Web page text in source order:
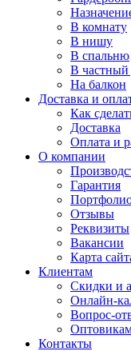
В комнату
В нишу
В спальню
В
На балкон
Доставка и
Как
Доставка
Оплата и
О компании
Гарантия
Отзывы
Реквизиты
Вакансии
Карта
Клиентам
Скидки и
Онлайн-
Вопрос-
Контакты